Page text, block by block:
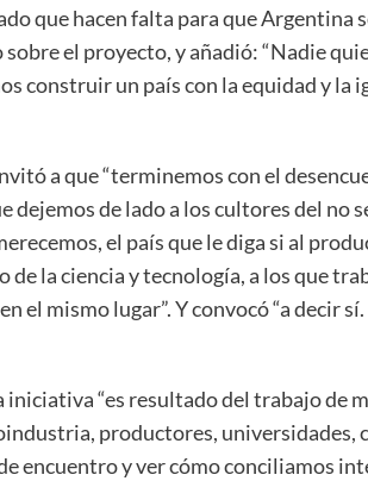
que hacen falta para que Argentina
el proyecto, y añadió: “Nadie
construir un país con la equidad y la
a que “terminemos con el
dejemos de lado a los cultores del no
el país que le diga si al
la ciencia y tecnología, a los que
el mismo lugar”. Y convocó “a decir
“es resultado del trabajo de
productores, universidades,
encuentro y ver cómo conciliamos